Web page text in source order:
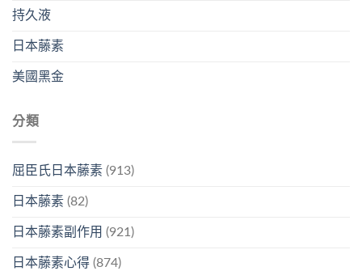
持久液
日本藤素
美國黑金
分類
屈臣氏日本藤素 (913)
日本藤素 (82)
日本藤素副作用 (921)
日本藤素心得 (874)